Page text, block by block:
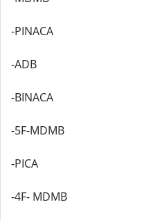
-PINACA
-ADB
-BINACA
-5F-MDMB
-PICA
-4F- MDMB